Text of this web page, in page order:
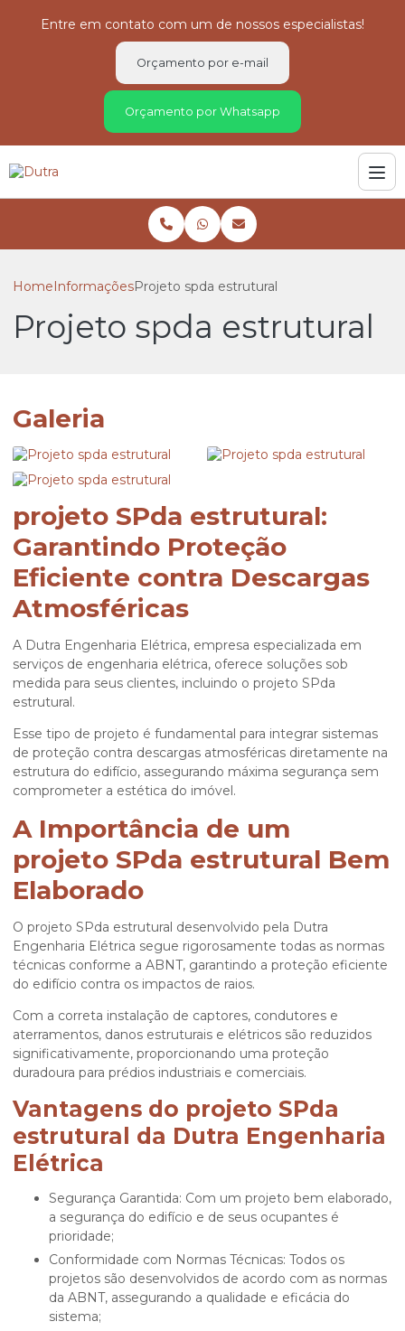
Entre em contato com um de nossos especialistas!
Orçamento por e-mail
Orçamento por Whatsapp
HomeInformaçõesProjeto spda estrutural
Projeto spda estrutural
Galeria
projeto SPda estrutural:
Garantindo Proteção
Eficiente contra Descargas
Atmosféricas
A Dutra Engenharia Elétrica, empresa especializada em
serviços de engenharia elétrica, oferece soluções sob
medida para seus clientes, incluindo o projeto SPda
estrutural.
Esse tipo de projeto é fundamental para integrar sistemas
de proteção contra descargas atmosféricas diretamente na
estrutura do edifício, assegurando máxima segurança sem
comprometer a estética do imóvel.
A Importância de um
projeto SPda estrutural Bem
Elaborado
O projeto SPda estrutural desenvolvido pela Dutra
Engenharia Elétrica segue rigorosamente todas as normas
técnicas conforme a ABNT, garantindo a proteção eficiente
do edifício contra os impactos de raios.
Com a correta instalação de captores, condutores e
aterramentos, danos estruturais e elétricos são reduzidos
significativamente, proporcionando uma proteção
duradoura para prédios industriais e comerciais.
Vantagens do projeto SPda
estrutural da Dutra Engenharia
Elétrica
Segurança Garantida: Com um projeto bem elaborado,
a segurança do edifício e de seus ocupantes é
prioridade;
Conformidade com Normas Técnicas: Todos os
projetos são desenvolvidos de acordo com as normas
da ABNT, assegurando a qualidade e eficácia do
sistema;